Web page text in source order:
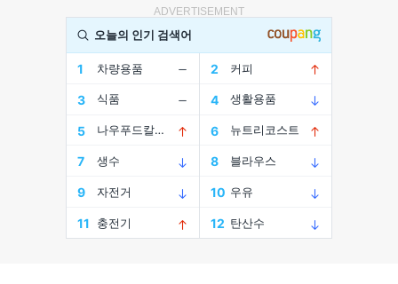
ADVERTISEMENT